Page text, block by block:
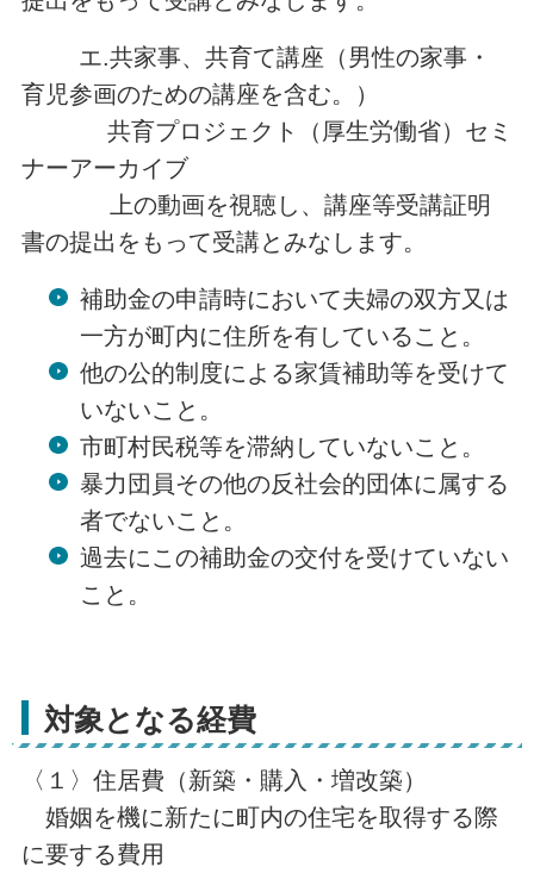
エ.共家事、共育て講座（男性の家事・
育児参画のための講座を含む。）
共育プロジェクト（厚生労働省）セミ
ナーアーカイブ
上の動画を視聴し、講座等受講証明
書の提出をもって受講とみなします。
補助金の申請時において夫婦の双方又は
一方が町内に住所を有していること。
他の公的制度による家賃補助等を受けて
いないこと。
市町村民税等を滞納していないこと。
暴力団員その他の反社会的団体に属する
者でないこと。
過去にこの補助金の交付を受けていない
こと。
対象となる経費
〈１〉住居費（新築・購入・増改築）
婚姻を機に新たに町内の住宅を取得する際
に要する費用